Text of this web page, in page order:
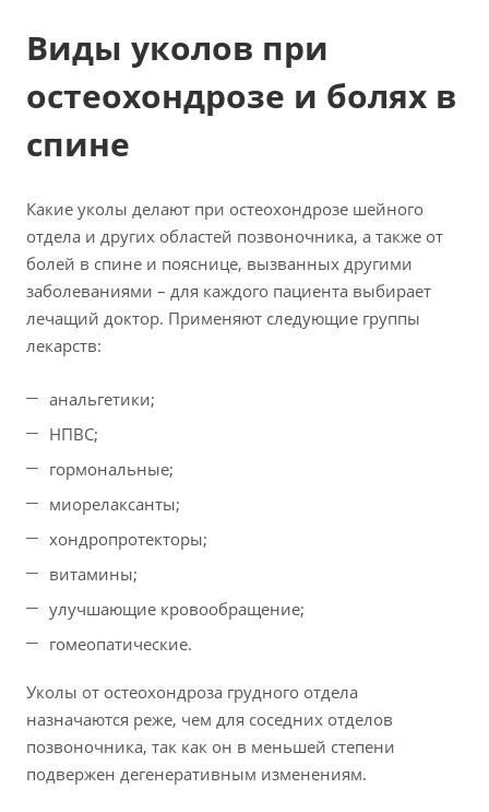
Виды уколов при
остеохондрозе и болях в
спине
Какие уколы делают при остеохондрозе шейного
отдела и других областей позвоночника, а также от
болей в спине и пояснице, вызванных другими
заболеваниями – для каждого пациента выбирает
лечащий доктор. Применяют следующие группы
лекарств:
анальгетики;
НПВС;
гормональные;
миорелаксанты;
хондропротекторы;
витамины;
улучшающие кровообращение;
гомеопатические.
Уколы от остеохондроза грудного отдела
назначаются реже, чем для соседних отделов
позвоночника, так как он в меньшей степени
подвержен дегенеративным изменениям.